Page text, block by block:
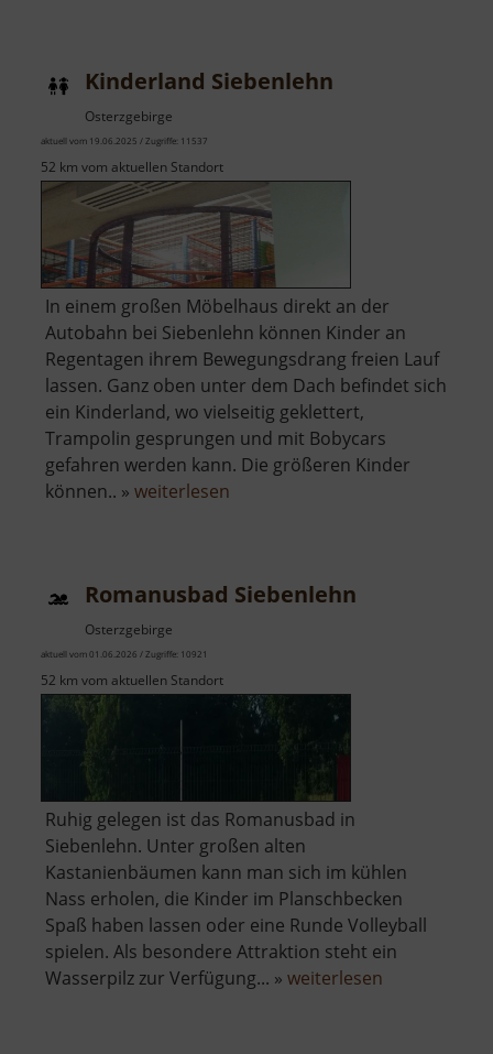
Kinderland Siebenlehn
Osterzgebirge
aktuell vom 19.06.2025 / Zugriffe: 11537
52 km vom aktuellen Standort
In einem großen Möbelhaus direkt an der
Autobahn bei Siebenlehn können Kinder an
Regentagen ihrem Bewegungsdrang freien Lauf
lassen. Ganz oben unter dem Dach befindet sich
ein Kinderland, wo vielseitig geklettert,
Trampolin gesprungen und mit Bobycars
gefahren werden kann. Die größeren Kinder
können.. » weiterlesen
Romanusbad Siebenlehn
Osterzgebirge
aktuell vom 01.06.2026 / Zugriffe: 10921
52 km vom aktuellen Standort
Ruhig gelegen ist das Romanusbad in
Siebenlehn. Unter großen alten
Kastanienbäumen kann man sich im kühlen
Nass erholen, die Kinder im Planschbecken
Spaß haben lassen oder eine Runde Volleyball
spielen. Als besondere Attraktion steht ein
Wasserpilz zur Verfügung... » weiterlesen